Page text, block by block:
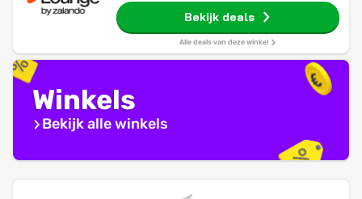
Bekijk deals
Alle deals van deze winkel
Winkels
Bekijk alle winkels